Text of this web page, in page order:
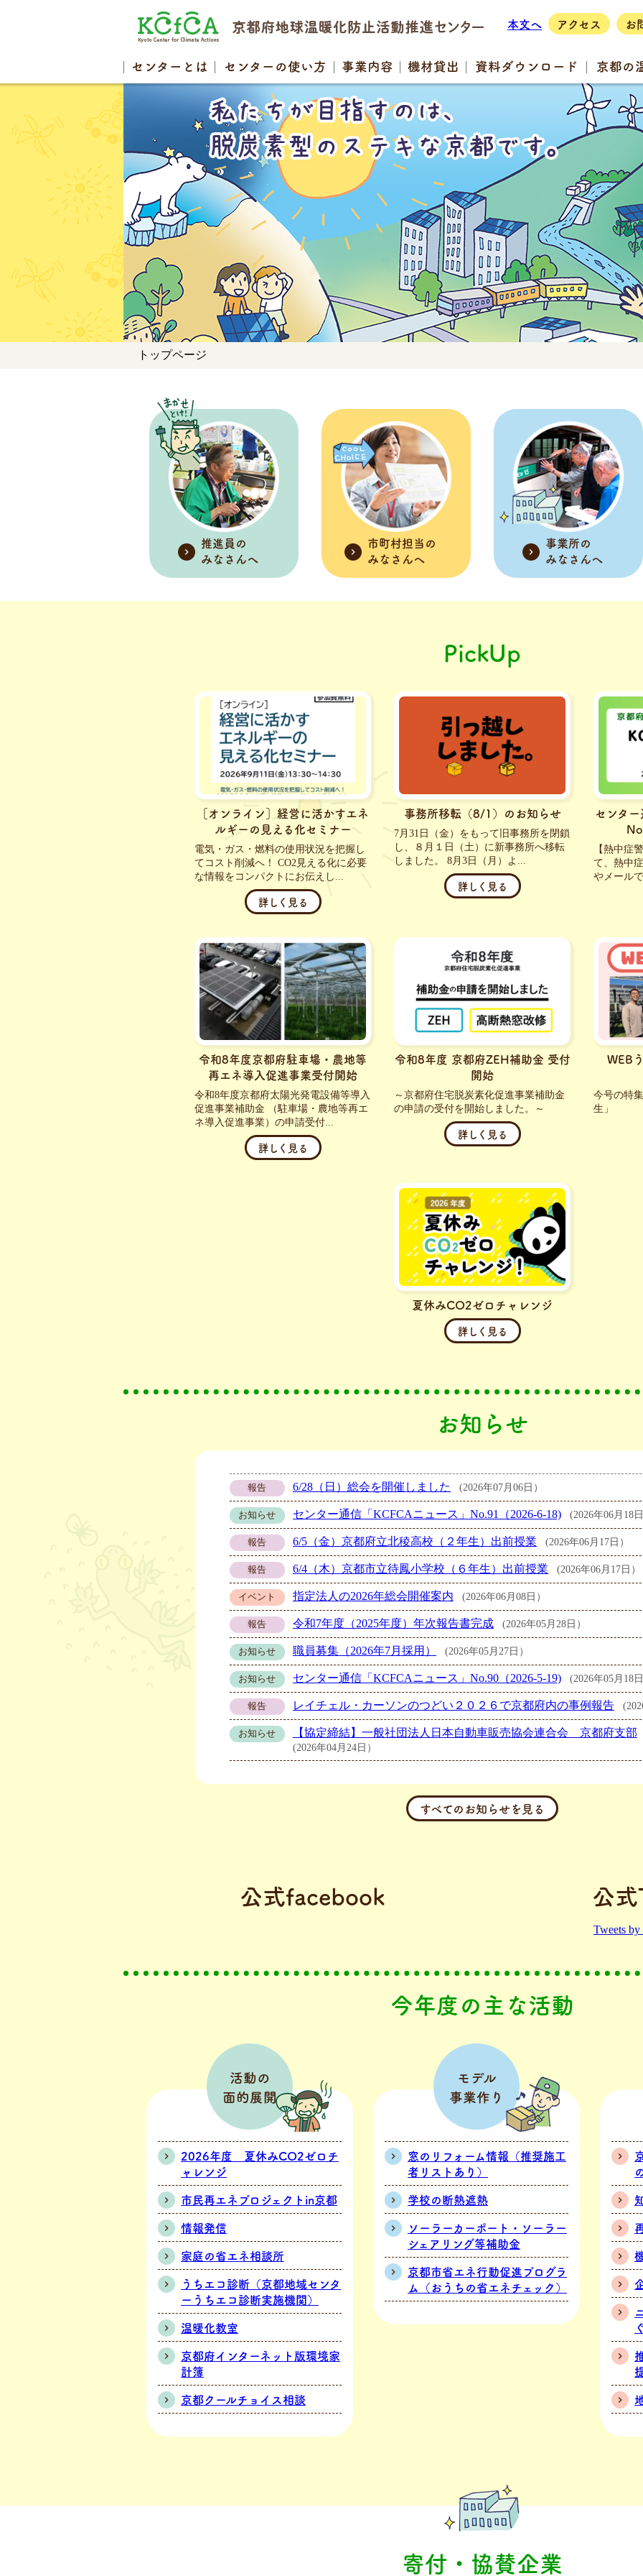
本文へ アクセス お
センター とは センターの使い方 事業内容 機材貸出 資料ダウンロード 京都の
トップページ
セ
ン
使
い
推進員の
みなさんへ
市町村担当の
みなさんへ
事業所の
みなさんへ
PickUp
［オンライン］経営に活かすエネ
ルギーの見える化セミナー
電気・ガス・燃料の使用状況を把握し
てコスト削減へ！ CO2見える化に必要
な情報をコンパクトにお伝えし...
詳しく見る
事務所移転（8/1）のお知らせ
7月31日（金）をもって旧事務所を閉鎖
し、８月１日（土）に新事務所へ移転
しました。 8月3日（月）よ...
詳しく見る
センタ
【熱中症
て、熱中
やメール
令和8年度京都府駐車場・農地等
再エネ導入促進事業受付開始
令和8年度京都府太陽光発電設備等導入
促進事業補助金 （駐車場・農地等再エ
ネ導入促進事業）の申請受付...
詳しく見る
令和8年度 京都府ZEH補助金 受付
開始
～京都府住宅脱炭素化促進事業補助金
の申請の受付を開始しました。～
詳しく見る
WEB
今号の特
生」
夏休みCO2ゼロチャレンジ
詳しく見る
お知らせ
報告 6/28（日）総会を開催しました (2026年07月06日）
お知らせ センター通信「KCFCAニュース」No.91（2026-6-18) (2026年06月18
報告 6/5（金）京都府立北稜高校（２年生）出前授業 (2026年06月17日）
報告 6/4（木）京都市立待鳳小学校（６年生）出前授業 (2026年06月17日）
イベント 指定法人の2026年総会開催案内 (2026年06月08日）
報告 令和7年度（2025年度）年次報告書完成 (2026年05月28日）
お知らせ 職員募集（2026年7月採用） (2026年05月27日）
お知らせ センター通信「KCFCAニュース」No.90（2026-5-19) (2026年05月18
報告 レイチェル・カーソンのつどい２０２６で京都府内の事例報告
お知らせ 【協定締結】一般社団法人日本自動車販売協会連合会 京都府支部
(2026年04月24日）
すべてのお知らせを見る
公式facebook 公
Tweets
今年度の主な活動
活動の
面的展開
2026年度 夏休みCO2ゼロチ
ャレンジ
市民再エネプロジェクトin京都
情報発信
家庭の省エネ相談所
うちエコ診断（京都地域センタ
ーうちエコ診断実施機関）
温暖化教室
京都府インターネット版環境家
計簿
京都クールチョイス相談
モデル
事業作り
窓のリフォーム情報（推奨施工
者リストあり）
学校の断熱遮熱
ソーラーカーポート・ソーラー
シェアリング等補助金
京都市省エネ行動促進プログラ
ム（おうちの省エネチェック）
寄付・協賛企業